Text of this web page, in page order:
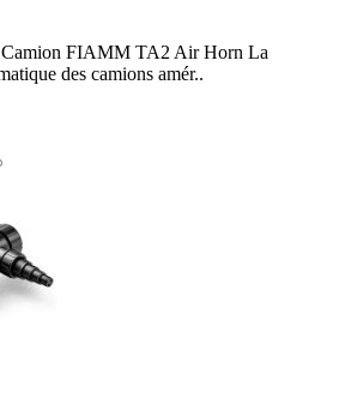
FIAMM TA2 Air Horn La
des camions amér..